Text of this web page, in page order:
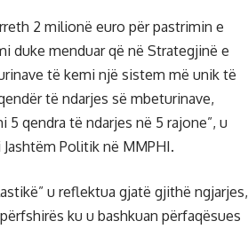
2 milionë euro për pastrimin e
duke menduar që në Strategjinë e
të kemi një sistem më unik të
të ndarjes së mbeturinave,
qendra të ndarjes në 5 rajone”, u
Politik në MMPHI.
u reflektua gjatë gjithë ngjarjes,
ku u bashkuan përfaqësues